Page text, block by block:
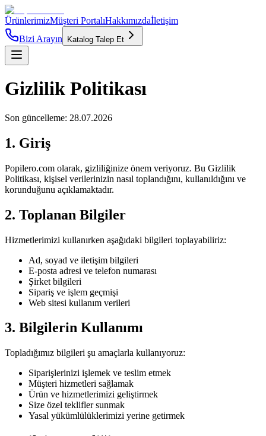
ÜrünlerimizMüşteri PortalıHakkımızdaİletişim
Bizi Arayın
Katalog Talep Et
Gizlilik Politikası
Son güncelleme: 28.07.2026
1. Giriş
Popilero.com olarak, gizliliğinize önem veriyoruz. Bu Gizlilik
Politikası, kişisel verilerinizin nasıl toplandığını, kullanıldığını ve
korunduğunu açıklamaktadır.
2. Toplanan Bilgiler
Hizmetlerimizi kullanırken aşağıdaki bilgileri toplayabiliriz:
Ad, soyad ve iletişim bilgileri
E-posta adresi ve telefon numarası
Şirket bilgileri
Sipariş ve işlem geçmişi
Web sitesi kullanım verileri
3. Bilgilerin Kullanımı
Topladığımız bilgileri şu amaçlarla kullanıyoruz:
Siparişlerinizi işlemek ve teslim etmek
Müşteri hizmetleri sağlamak
Ürün ve hizmetlerimizi geliştirmek
Size özel teklifler sunmak
Yasal yükümlülüklerimizi yerine getirmek